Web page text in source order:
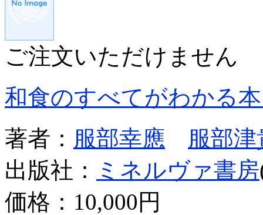
ご注文いただけません
和食のすべてがわかる
著者： 服部幸應
服部
出版社：
ミネルヴァ書房
価格： 10,000円